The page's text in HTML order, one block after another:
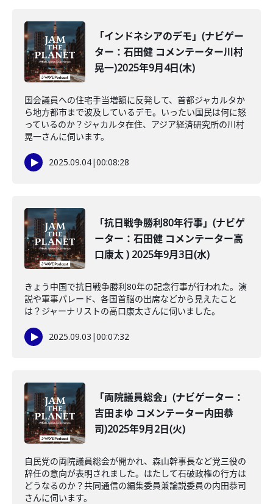
「インドネシアのデモ」(ナビゲー
ター：石田健 コメンテーター川村
晃一)2025年9月4日(木)
国会議員への住宅手当増額に反発して、首都ジャカルタか
ら地方都市まで波及しているデモ。いったい国民は何に怒
っているのか？ジャカルタ在住、アジア経済研究所の川村
晃一さんに伺います。
2025.09.04|00:08:28
「抗日戦争勝利80年行事」(ナビゲ
ーター：石田健 コメンテーター高
口康太 ) 2025年9月3日(水)
きょう中国で抗日戦争勝利80年の記念行事が行われた。演
説や軍事パレード、各国首脳の出席などから見えたこと
は？ジャーナリストの高口康太さんに伺いました。
2025.09.03 |00:07:32
「両院議員総会」(ナビゲーター：
吉田まゆ コメンテーター内田恭
司)2025年9月2日(火)
自民党の両院議員総会が開かれ、森山幹事長など党三役の
辞任の意向が表明されました。はたして石破政権の行方は
どうなるのか？共同通信の編集委員兼論説委員の内田恭司
さんに伺います。